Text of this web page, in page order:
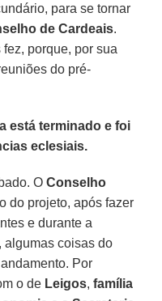
para se tornar
de Cardeais.
fez, porque, por sua
do pré-
está terminado e foi
eclesiais.
OConselho
do projeto, após fazer
e durante a
algumas coisas do
Por
o de Leigos, família